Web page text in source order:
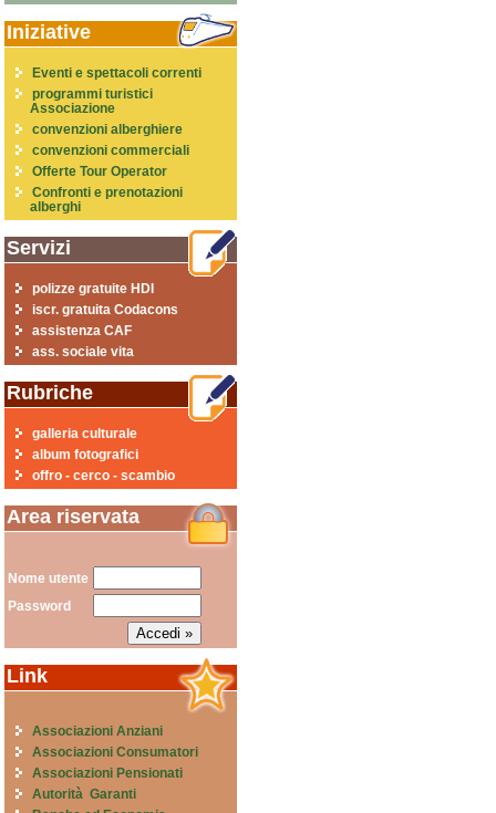
Iniziative
Eventi e spettacoli correnti
programmi turistici
Associazione
convenzioni alberghiere
convenzioni commerciali
Offerte Tour Operator
Confronti e prenotazioni
alberghi
Servizi
polizze gratuite HDI
iscr. gratuita Codacons
assistenza CAF
ass. sociale vita
Rubriche
galleria culturale
album fotografici
offro - cerco - scambio
Area riservata
Nome utente
Password
Link
Associazioni Anziani
Associazioni Consumatori
Associazioni Pensionati
Autorità Garanti